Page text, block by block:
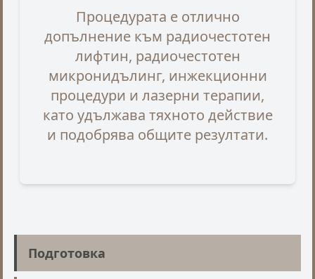
Процедурата е отлично
допълнение към радиочестотен
лифтин, радиочестотен
микронидълинг, инжекционни
процедури и лазерни терапии,
като удължава тяхното действие
и подобрява общите резултати.
Подготовка